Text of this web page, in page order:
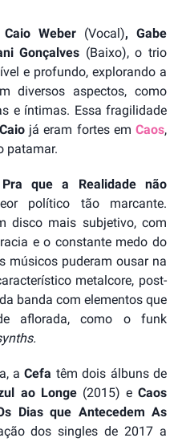
Caio Weber(Vocal), Gabe
Gonçalves (Baixo), o trio
e profundo, explorando a
diversos aspectos, como
e íntimas. Essa fragilidade
Caiojá eram fortes emCaos,
patamar.
Pra que a Realidade não
político tão marcante.
disco mais subjetivo, com
e o constante medo do
músicos puderam ousar na
metalcore, post-
banda com elementos que
aflorada, como o funk
aCefa têm dois álbuns de
ao Longe(2015) eCaos
Dias que Antecedem As
dos singles de 2017 a